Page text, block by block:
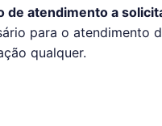
de atendimento a
para o atendimento
qualquer.